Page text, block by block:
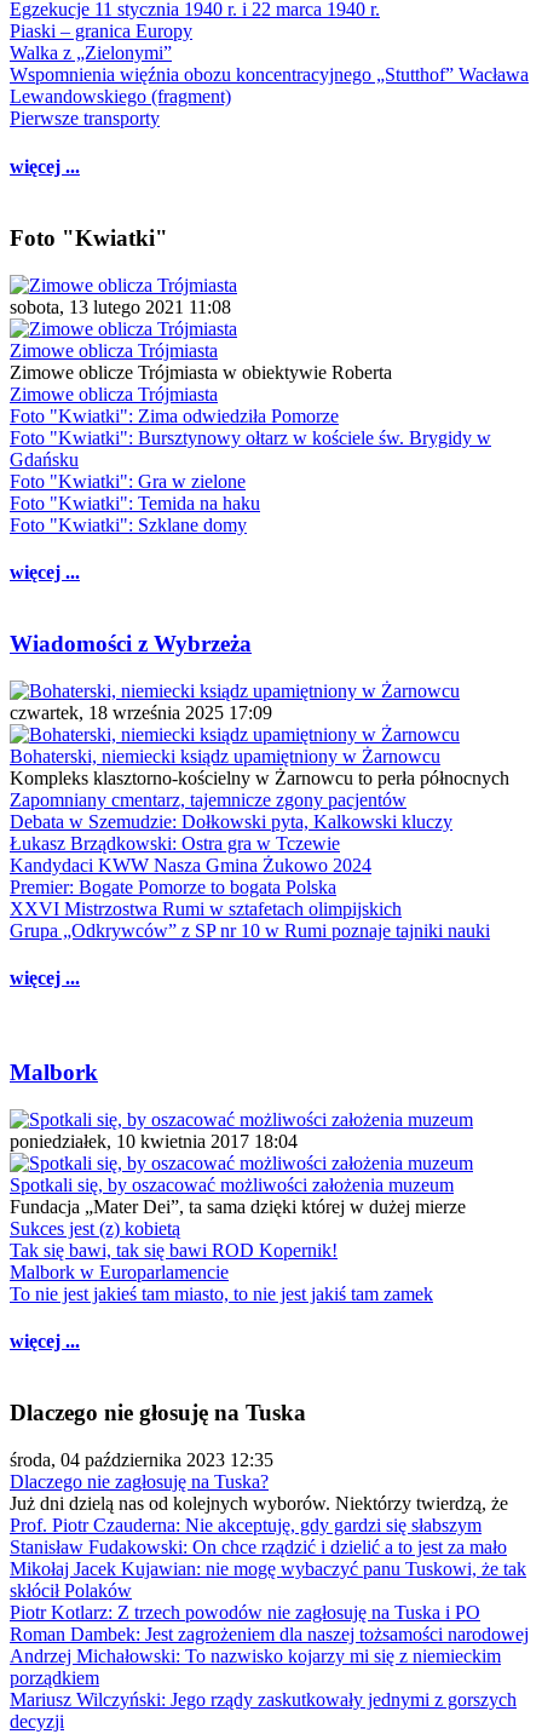
Egzekucje 11 stycznia 1940 r. i 22 marca 1940 r.
Piaski – granica Europy
Walka z „Zielonymi”
Wspomnienia więźnia obozu koncentracyjnego „Stutthof” Wacława
Lewandowskiego (fragment)
Pierwsze transporty
więcej ...
Foto "Kwiatki"
sobota, 13 lutego 2021 11:08
Zimowe oblicza Trójmiasta
Zimowe oblicze Trójmiasta w obiektywie Roberta
Zimowe oblicza Trójmiasta
Foto "Kwiatki": Zima odwiedziła Pomorze
Foto "Kwiatki": Bursztynowy ołtarz w kościele św. Brygidy w
Gdańsku
Foto "Kwiatki": Gra w zielone
Foto "Kwiatki": Temida na haku
Foto "Kwiatki": Szklane domy
więcej ...
Wiadomości z Wybrzeża
czwartek, 18 września 2025 17:09
Bohaterski, niemiecki ksiądz upamiętniony w Żarnowcu
Kompleks klasztorno-kościelny w Żarnowcu to perła północnych
Zapomniany cmentarz, tajemnicze zgony pacjentów
Debata w Szemudzie: Dołkowski pyta, Kalkowski kluczy
Łukasz Brządkowski: Ostra gra w Tczewie
Kandydaci KWW Nasza Gmina Żukowo 2024
Premier: Bogate Pomorze to bogata Polska
XXVI Mistrzostwa Rumi w sztafetach olimpijskich
Grupa „Odkrywców” z SP nr 10 w Rumi poznaje tajniki nauki
więcej ...
Malbork
poniedziałek, 10 kwietnia 2017 18:04
Spotkali się, by oszacować możliwości założenia muzeum
Fundacja „Mater Dei”, ta sama dzięki której w dużej mierze
Sukces jest (z) kobietą
Tak się bawi, tak się bawi ROD Kopernik!
Malbork w Europarlamencie
To nie jest jakieś tam miasto, to nie jest jakiś tam zamek
więcej ...
Dlaczego nie głosuję na Tuska
środa, 04 października 2023 12:35
Dlaczego nie zagłosuję na Tuska?
Już dni dzielą nas od kolejnych wyborów. Niektórzy twierdzą, że
Prof. Piotr Czauderna: Nie akceptuję, gdy gardzi się słabszym
Stanisław Fudakowski: On chce rządzić i dzielić a to jest za mało
Mikołaj Jacek Kujawian: nie mogę wybaczyć panu Tuskowi, że tak
skłócił Polaków
Piotr Kotlarz: Z trzech powodów nie zagłosuję na Tuska i PO
Roman Dambek: Jest zagrożeniem dla naszej tożsamości narodowej
Andrzej Michałowski: To nazwisko kojarzy mi się z niemieckim
porządkiem
Mariusz Wilczyński: Jego rządy zaskutkowały jednymi z gorszych
decyzji